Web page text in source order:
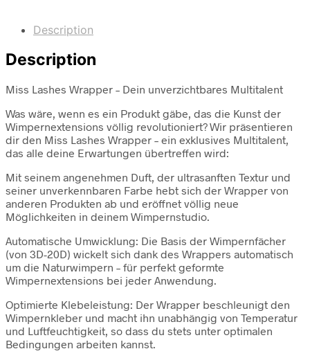
Description
Description
Miss Lashes Wrapper – Dein unverzichtbares Multitalent
Was wäre, wenn es ein Produkt gäbe, das die Kunst der
Wimpernextensions völlig revolutioniert? Wir präsentieren
dir den Miss Lashes Wrapper – ein exklusives Multitalent,
das alle deine Erwartungen übertreffen wird:
Mit seinem angenehmen Duft, der ultrasanften Textur und
seiner unverkennbaren Farbe hebt sich der Wrapper von
anderen Produkten ab und eröffnet völlig neue
Möglichkeiten in deinem Wimpernstudio.
Automatische Umwicklung: Die Basis der Wimpernfächer
(von 3D-20D) wickelt sich dank des Wrappers automatisch
um die Naturwimpern – für perfekt geformte
Wimpernextensions bei jeder Anwendung.
Optimierte Klebeleistung: Der Wrapper beschleunigt den
Wimpernkleber und macht ihn unabhängig von Temperatur
und Luftfeuchtigkeit, so dass du stets unter optimalen
Bedingungen arbeiten kannst.